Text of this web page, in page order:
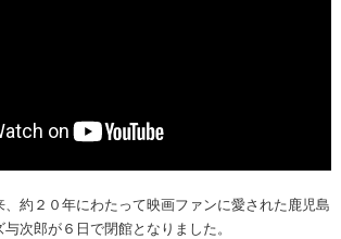
、約２０年にわたって映画ファンに愛された鹿児島
次郎が６日で閉館となりました。